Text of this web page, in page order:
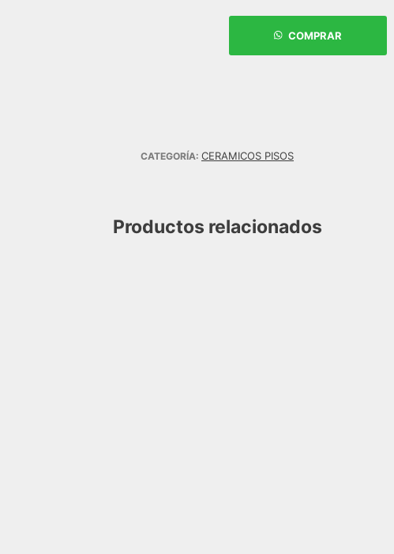
COMPRAR
CATEGORÍA: CERAMICOS PISOS
Productos relacionados